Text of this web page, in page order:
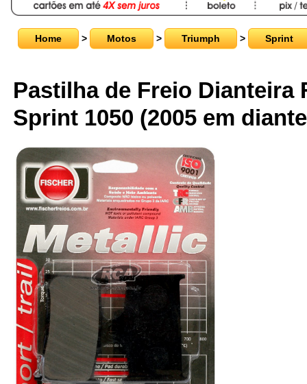
Home > Motos > Triumph > Sprint
Pastilha de Freio Dianteira
Sprint 1050 (2005 em